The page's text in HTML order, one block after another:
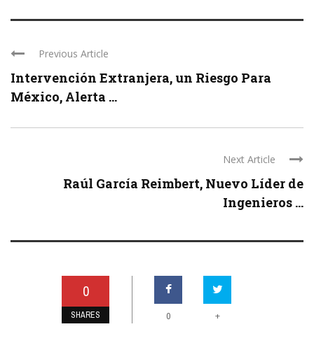
Previous Article
Intervención Extranjera, un Riesgo Para
México, Alerta ...
Next Article
Raúl García Reimbert, Nuevo Líder de
Ingenieros ...
0
SHARES 0 +